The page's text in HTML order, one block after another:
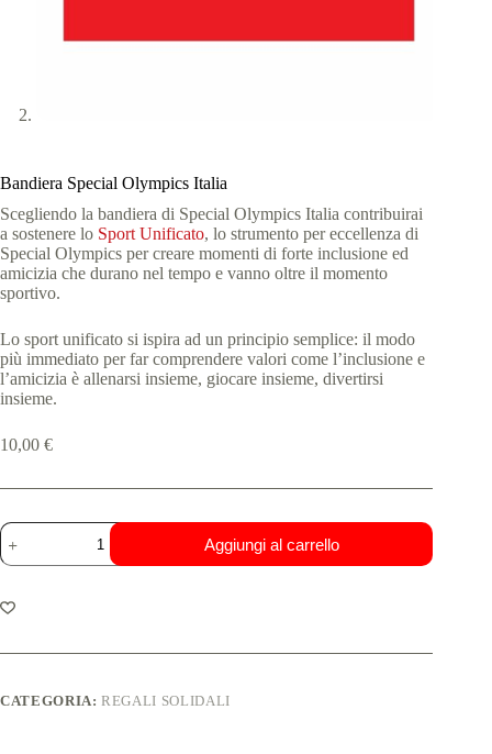
Bandiera Special Olympics Italia
Scegliendo la bandiera di Special Olympics Italia contribuirai
a sostenere lo Sport Unificato, lo strumento per eccellenza di
Special Olympics per creare momenti di forte inclusione ed
amicizia che durano nel tempo e vanno oltre il momento
sportivo.
Lo sport unificato si ispira ad un principio semplice: il modo
più immediato per far comprendere valori come l’inclusione e
l’amicizia è allenarsi insieme, giocare insieme, divertirsi
insieme.
10,00 €
Aggiungi al carrello
CATEGORIA:REGALI SOLIDALI